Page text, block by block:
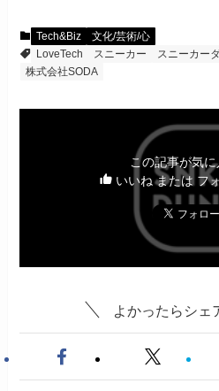
Tech&Biz
文化/芸術/心
LoveTech
スニーカー スニーカー
株式会社SODA
この記事が気
いいね または フ
よかったらシェ